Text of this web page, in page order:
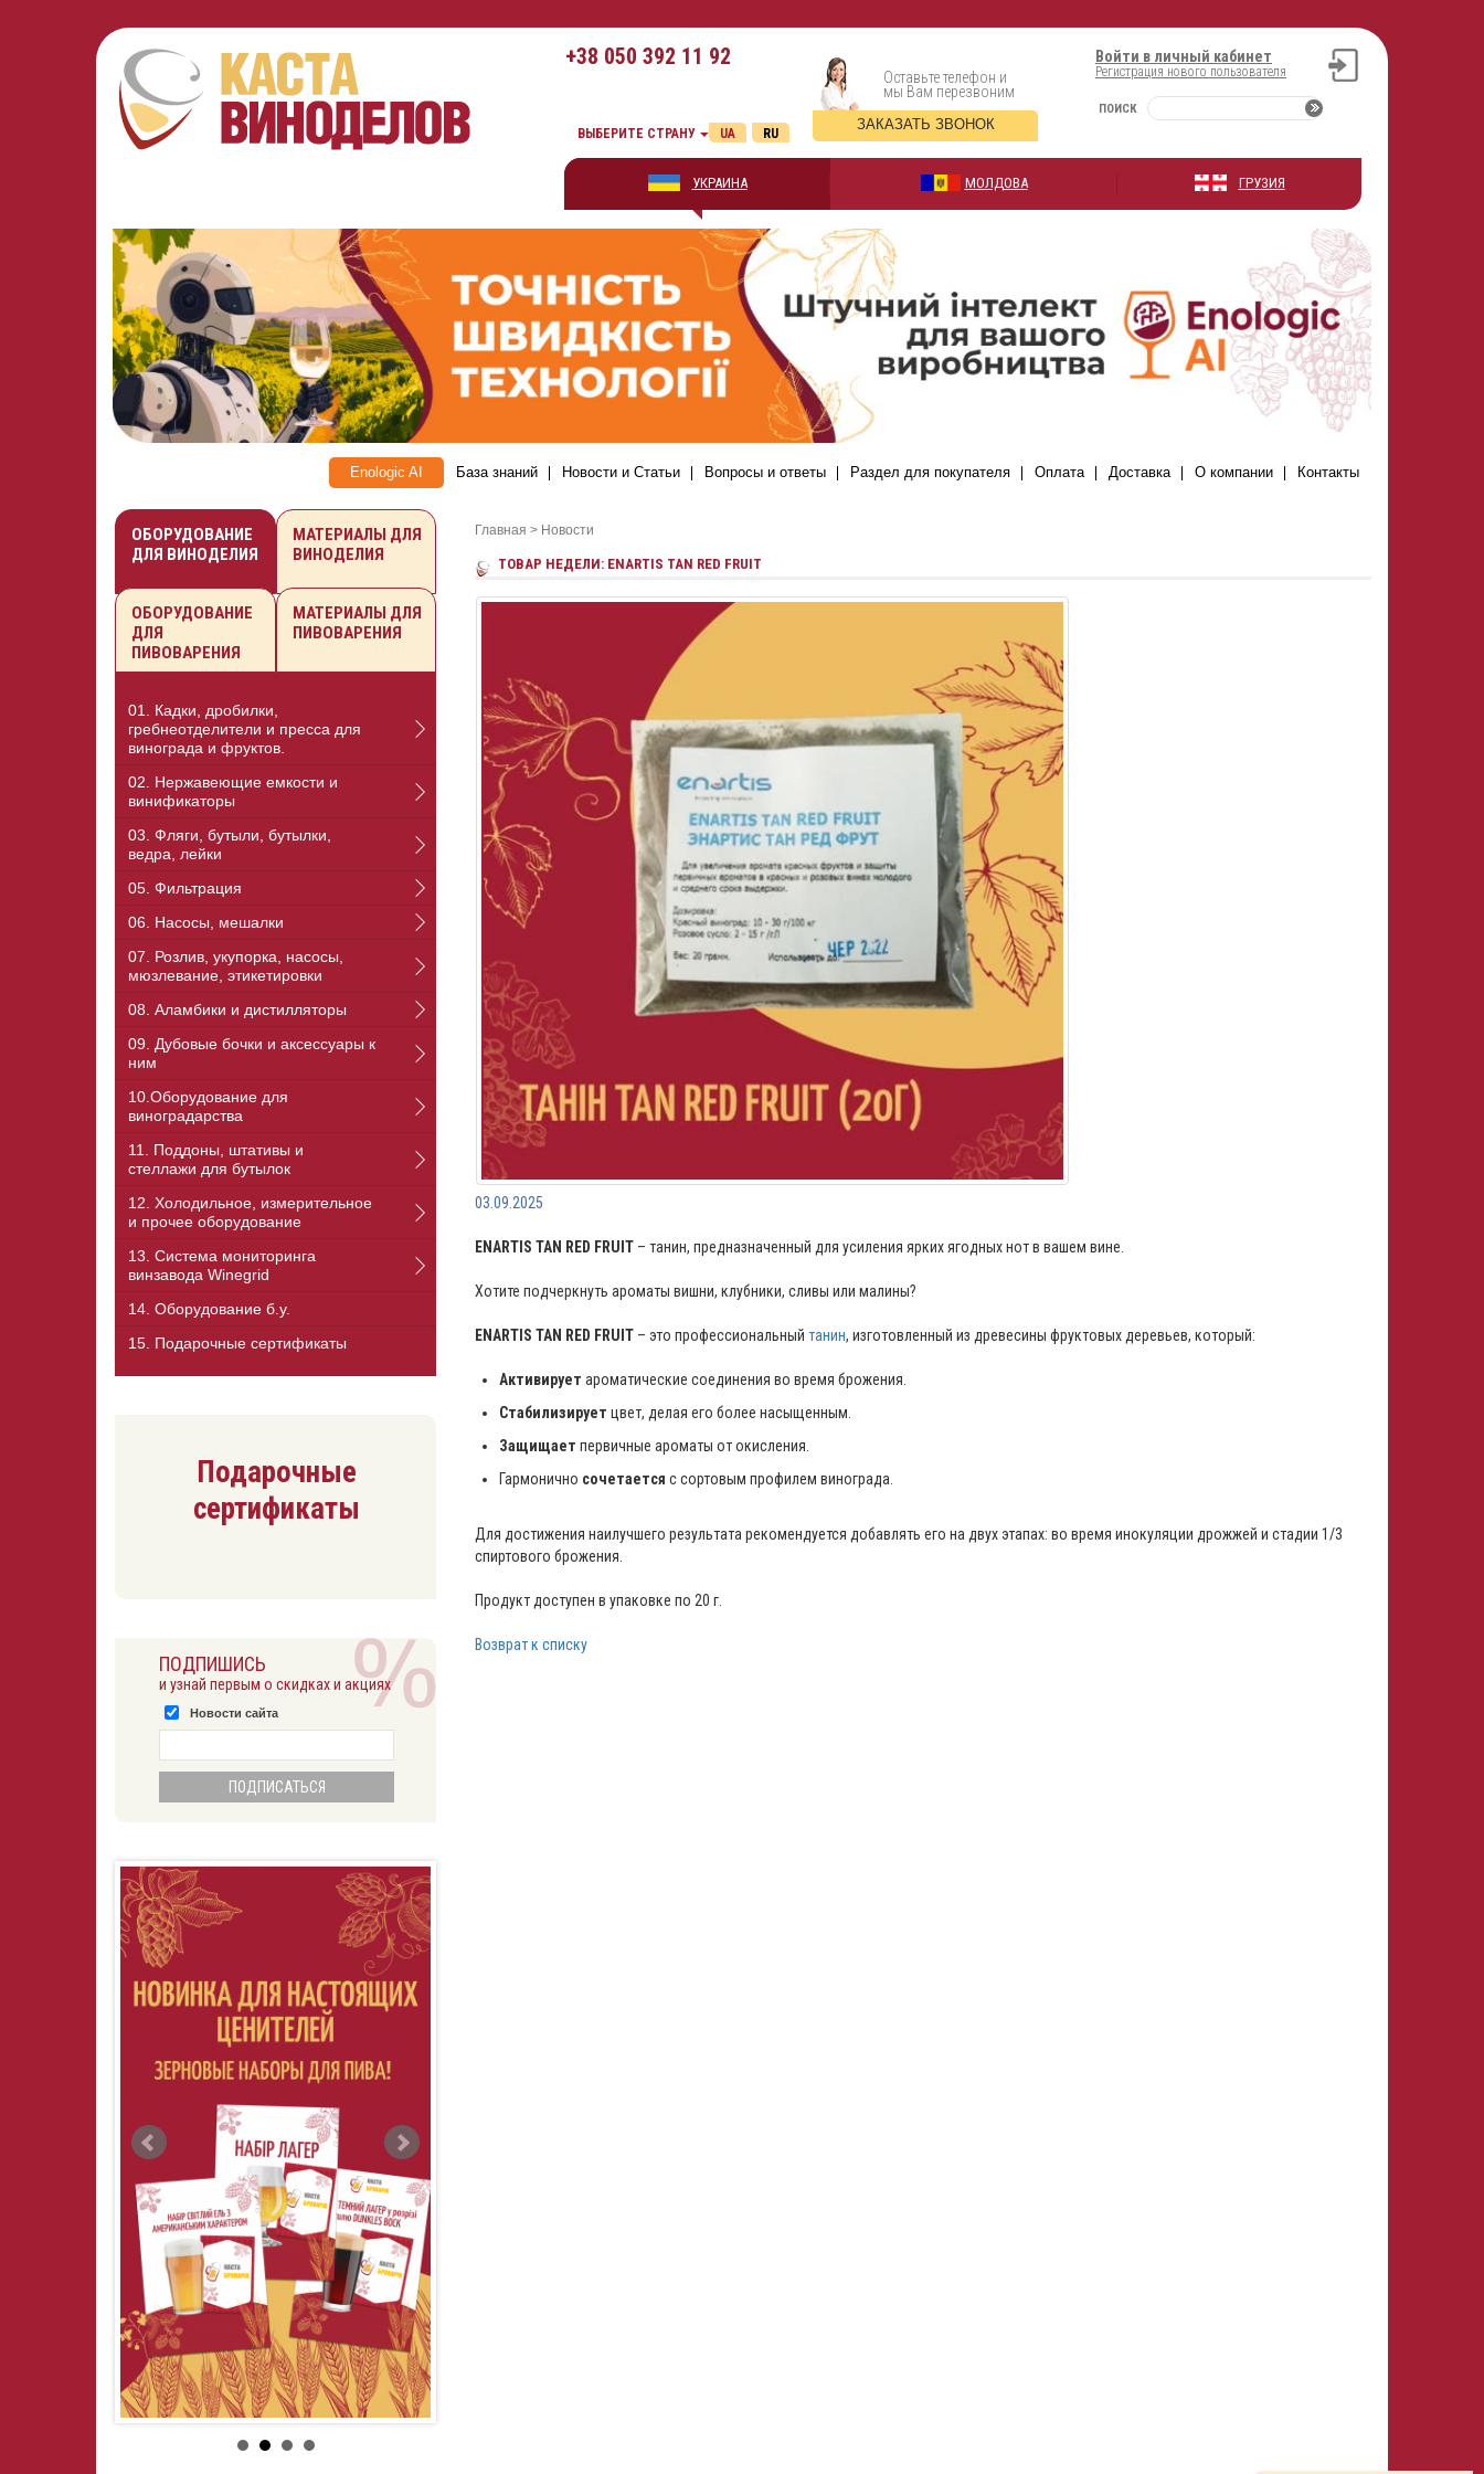
+38 050 392 11 92 Войти в личный кабинет
Регистрация нового пользователя
ПОИСК
Оставьте телефон и
мы Вам перезвоним
ЗАКАЗАТЬ ЗВОНОК
ВЫБЕРИТЕ СТРАНУ RU
UA
УКРАИНА МОЛДОВА ГРУЗИЯ
Enologic AI База знаний Новости и Статьи Вопросы и ответы Раздел для покупателя Оплата Доставка О компании Контакты
Главная > Новости
ТОВАР НЕДЕЛИ: ENARTIS TAN RED FRUIT
03.09.2025
ENARTIS TAN RED FRUIT – танин, предназначенный для усиления ярких ягодных нот в вашем вине.
Хотите подчеркнуть ароматы вишни, клубники, сливы или малины?
ENARTIS TAN RED FRUIT – это профессиональный танин, изготовленный из древесины фруктовых деревьев, который:
Активирует ароматические соединения во время брожения.
Стабилизирует цвет, делая его более насыщенным.
Защищает первичные ароматы от окисления.
Гармонично сочетается с сортовым профилем винограда.
Для достижения наилучшего результата рекомендуется добавлять его на двух этапах: во время инокуляции дрожжей и стадии 1/3
спиртового брожения.
Продукт доступен в упаковке по 20 г.
Возврат к списку
ОБОРУДОВАНИЕ
ДЛЯ ВИНОДЕЛИЯ
МАТЕРИАЛЫ ДЛЯ
ВИНОДЕЛИЯ
ОБОРУДОВАНИЕ
ДЛЯ
ПИВОВАРЕНИЯ
МАТЕРИАЛЫ ДЛЯ
ПИВОВАРЕНИЯ
01. Кадки, дробилки,
гребнеотделители и пресса для
винограда и фруктов.
02. Нержавеющие емкости и
винификаторы
03. Фляги, бутыли, бутылки,
ведра, лейки
05. Фильтрация
06. Насосы, мешалки
07. Розлив, укупорка, насосы,
мюзлевание, этикетировки
08. Аламбики и дистилляторы
09. Дубовые бочки и аксессуары к
ним
10.Оборудование для
виноградарства
11. Поддоны, штативы и
стеллажи для бутылок
12. Холодильное, измерительное
и прочее оборудование
13. Cистема мониторинга
винзавода Winegrid
14. Оборудование б.у.
15. Подарочные сертификаты
Подарочные
сертификаты
ПОДПИШИСЬ
и узнай первым о скидках и акциях
Новости сайта